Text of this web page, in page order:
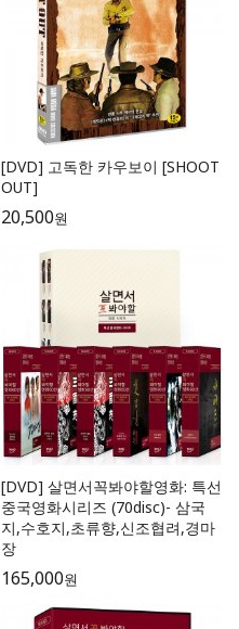
[DVD] 고독한 카우보이 [SHOOT
OUT]
20,500원
[DVD] 살면서꼭봐야할영화: 특선
중국영화시리즈 (70disc)- 삼국
지,수호지,초류향,신조협려,경마
장
165,000원